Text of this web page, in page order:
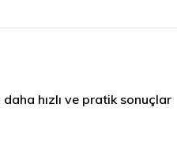
hızlı ve pratik sonuçlar